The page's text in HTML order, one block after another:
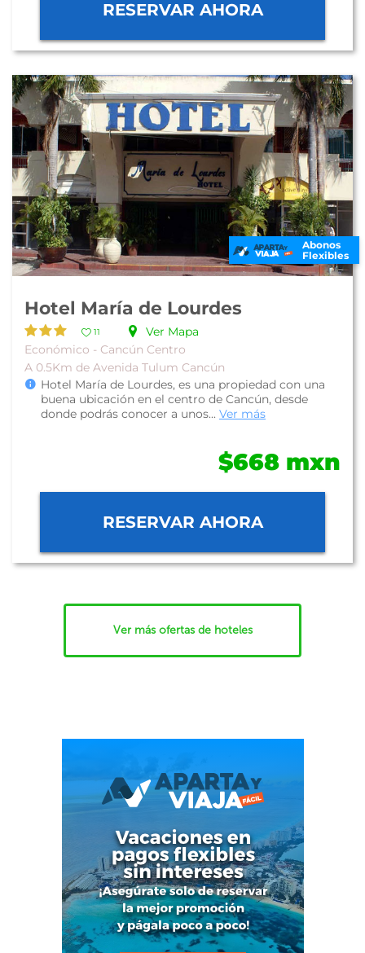
RESERVAR AHORA
Abonos
Flexibles
Hotel María de Lourdes
11
Ver Mapa
Económico - Cancún Centro
A 0.5Km de Avenida Tulum Cancún
Hotel María de Lourdes, es una propiedad con una
buena ubicación en el centro de Cancún, desde
donde podrás conocer a unos... Ver más
$668 mxn
RESERVAR AHORA
Ver más ofertas de hoteles